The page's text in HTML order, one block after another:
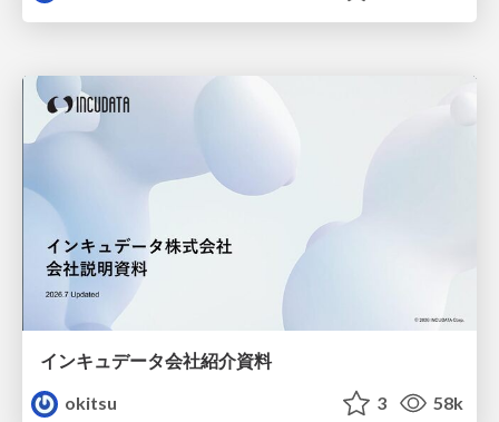
インキュデータ会社紹介資料
okitsu
3 58k